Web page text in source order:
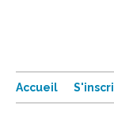
Accueil